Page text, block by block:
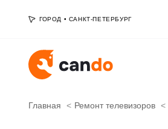
ГОРОД • САНКТ-ПЕТЕРБУРГ
Главная Ремонт телевизоров